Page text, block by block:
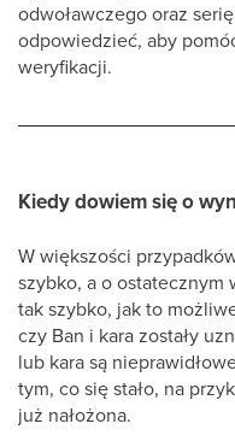
odwoławczego oraz
odpowiedzieć, aby
weryfikacji.
Kiedy dowiem się o
W większości
szybko, a o ostatecznym
tak szybko, jak to
czy Ban i kara zostały
lub kara są
tym, co się stało, na
już nałożona.